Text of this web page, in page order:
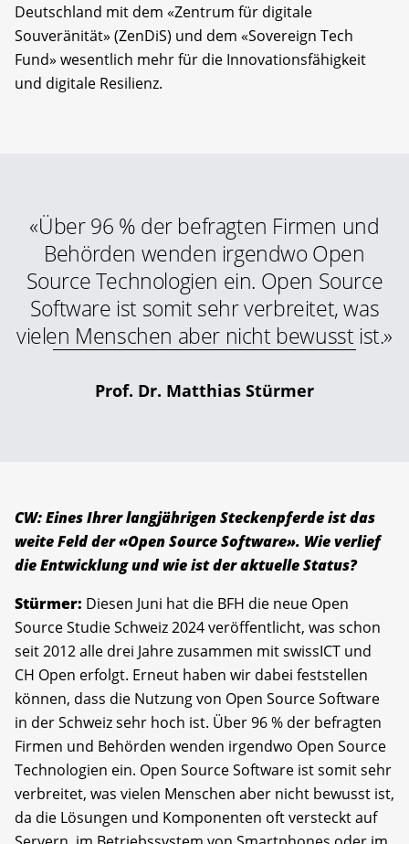
Deutschland mit dem «Zentrum für digitale
Souveränität» (ZenDiS) und dem «Sovereign Tech
Fund» wesentlich mehr für die Innovationsfähigkeit
und digitale Resilienz.
«Über 96 % der befragten Firmen und
Behörden wenden irgendwo Open
Source Technologien ein. Open Source
Software ist somit sehr verbreitet, was
vielen Menschen aber nicht be­wusst ist.»
Prof. Dr. Matthias Stürmer
CW: Eines Ihrer langjährigen Steckenpferde ist das
weite Feld der «Open Source Software». Wie verlief
die Entwicklung und wie ist der aktuelle Status?
Stürmer: Diesen Juni hat die BFH die neue Open
Source Studie Schweiz 2024 veröffentlicht, was schon
seit 2012 alle drei Jahre zusammen mit swissICT und
CH Open erfolgt. Erneut haben wir dabei feststellen
können, dass die Nutzung von Open Source Software
in der Schweiz sehr hoch ist. Über 96 % der befragten
Firmen und Behörden wenden irgendwo Open Source
Technologien ein. Open Source Software ist somit sehr
verbreitet, was vielen Menschen aber nicht bewusst ist,
da die Lösungen und Komponenten oft versteckt auf